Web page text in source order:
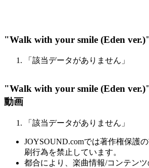
"Walk with your smile (Eden
「該当データがありません」
"Walk with your smile (Eden
動画
「該当データがありません」
JOYSOUND.comでは著作権保護
刷行為を禁止しています。
都合により、楽曲情報/コンテン